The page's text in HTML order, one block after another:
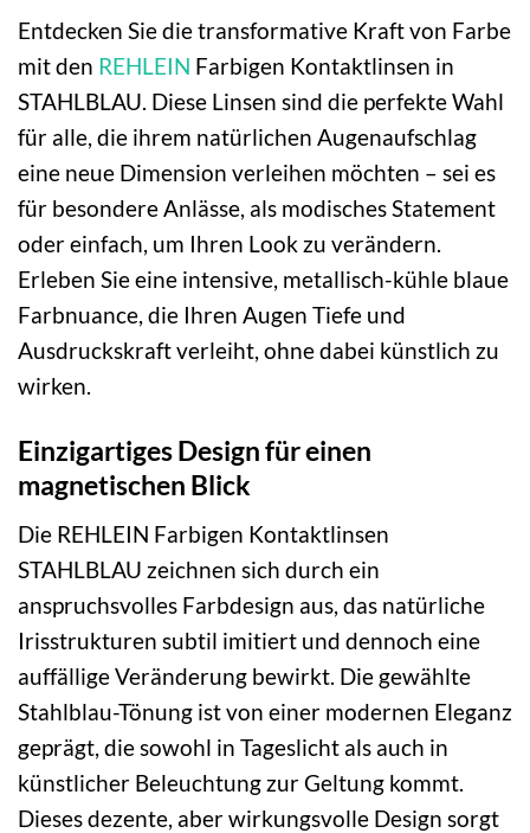
Entdecken Sie die transformative Kraft von Farbe
mit den REHLEIN Farbigen Kontaktlinsen in
STAHLBLAU. Diese Linsen sind die perfekte Wahl
für alle, die ihrem natürlichen Augenaufschlag
eine neue Dimension verleihen möchten – sei es
für besondere Anlässe, als modisches Statement
oder einfach, um Ihren Look zu verändern.
Erleben Sie eine intensive, metallisch-kühle blaue
Farbnuance, die Ihren Augen Tiefe und
Ausdruckskraft verleiht, ohne dabei künstlich zu
wirken.
Einzigartiges Design für einen
magnetischen Blick
Die REHLEIN Farbigen Kontaktlinsen
STAHLBLAU zeichnen sich durch ein
anspruchsvolles Farbdesign aus, das natürliche
Irisstrukturen subtil imitiert und dennoch eine
auffällige Veränderung bewirkt. Die gewählte
Stahlblau-Tönung ist von einer modernen Eleganz
geprägt, die sowohl in Tageslicht als auch in
künstlicher Beleuchtung zur Geltung kommt.
Dieses dezente, aber wirkungsvolle Design sorgt